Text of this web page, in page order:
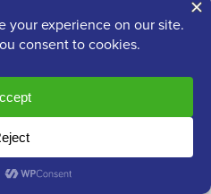
anteriormente.